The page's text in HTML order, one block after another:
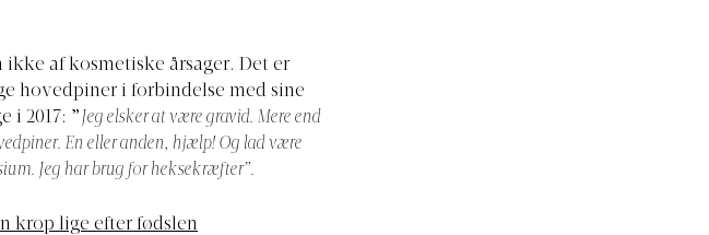
af kosmetiske årsager. Det er
hovedpiner i forbindelse med sine
i 2017: ” Jeg elsker at være gravid. Mere end
En eller anden, hjælp! Og lad være
Jeg har brug for heksekræfter”.
krop lige efter fødslen